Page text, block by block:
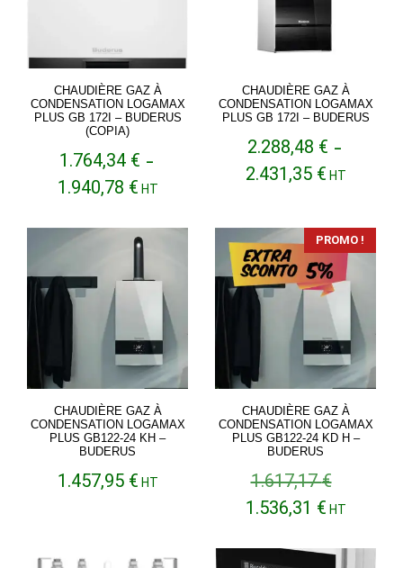
CHAUDIÈRE GAZ À
CONDENSATION LOGAMAX
PLUS GB 172I – BUDERUS
(COPIA)
1.764,34 € –
1.940,78 €Plage
1.764,34 €
à
HT
CHAUDIÈRE GAZ À
CONDENSATION LOGAMAX
PLUS GB 172I – BUDERUS
2.288,48 € –
2.431,35 €Plage
à
2.431,35 €
HT
CHAUDIÈRE GAZ À
CONDENSATION LOGAMAX
PLUS GB122-24 KH –
BUDERUS
1.457,95 € HT
PROMO !
CHAUDIÈRE GAZ À
CONDENSATION LOGAMAX
PLUS GB122-24 KD H –
BUDERUS
1.617,17€
initial
1.617,17 €.
1.536,31 €Le
est :
HT